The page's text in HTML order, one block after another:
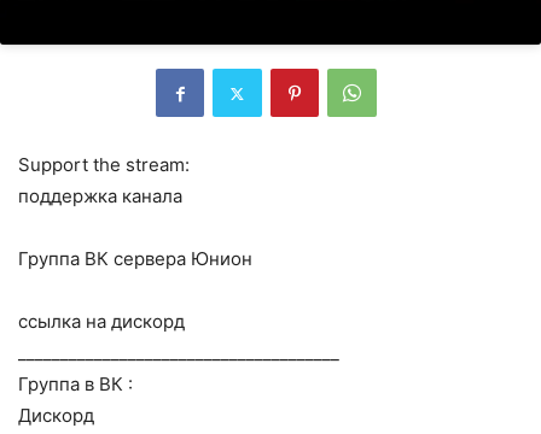
Support the stream:
поддержка канала
Группа ВК сервера Юнион
ссылка на дискорд
Группа в ВК :
Дискорд